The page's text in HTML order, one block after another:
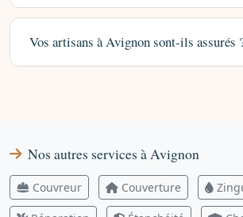
Vos artisans à Avignon sont-ils assurés
Nos autres services à Avignon
Couvreur Couverture